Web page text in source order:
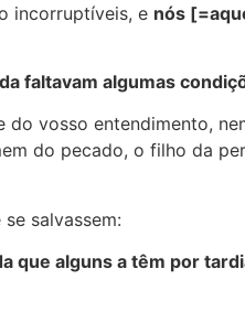
incorruptíveis, e nós
faltavam algumas
vosso entendimento,
do pecado, o filho da
salvassem:
que alguns a têm por